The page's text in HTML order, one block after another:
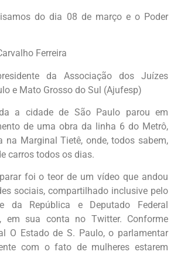
do dia 08 de março e o Poder
Ferreira
da Associação dos Juízes
e Mato Grosso do Sul (Ajufesp)
a cidade de São Paulo parou em
de uma obra da linha 6 do Metrô,
na Marginal Tietê, onde, todos sabem,
carros todos os dias.
foi o teor de um vídeo que andou
sociais, compartilhado inclusive pelo
da República e Deputado Federal
em sua conta no Twitter. Conforme
O Estado de S. Paulo, o parlamentar
com o fato de mulheres estarem